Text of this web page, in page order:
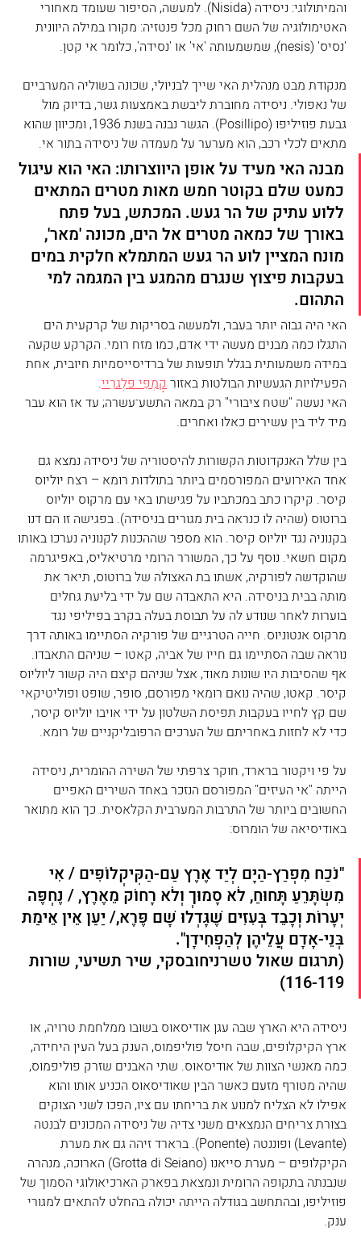
והמיתולוגי: ניסידה (Nisida). למעשה, הסיפור שעומד מאחורי
האטימולוגיה של השם רחוק מכל פנטזיה: מקורו במילה היוונית
'נסיס' (nesis), שמשמעותה 'אי' או 'נסידה', כלומר אי קטן.
מנקודת מבט מנהלית האי שייך לבניולי, שכונה בשוליה המערביים
של נאפולי. ניסידה מחוברת ליבשת באמצעות גשר, בדיוק מול
גבעת פוזיליפו (Posillipo). הגשר נבנה בשנת 1936, ומכיוון שהוא
מתאים לכלי רכב, הוא מערער על מעמדה של ניסידה בתור אי.
מבנה האי מעיד על אופן היווצרותו: האי הוא עיגול
כמעט שלם בקוטר חמש מאות מטרים המתאים
ללוע עתיק של הר געש. המכתש, בעל פתח
באורך של כמאה מטרים אל הים, מכונה 'מאר',
מונח המציין לוע הר געש המתמלא חלקית במים
בעקבות פיצוץ שנגרם מהמגע בין המגמה למי
התהום.
האי היה גבוה יותר בעבר, ולמעשה בסריקות של קרקעית הים
התגלו כמה מבנים מעשה ידי אדם, כמו מזח רומי. הקרקע שקעה
במידה משמעותית בגלל תופעות של ברדיסייסמיות חיובית, אחת
הפעילויות הגעשיות הבולטות באזור קָמְפִּי פּלֶגרֵיי.
האי נעשה "שטח ציבורי" רק במאה התשע־עשרה; עד אז הוא עבר
מיד ליד בין עשירים כאלו ואחרים.
בין שלל האנקדוטות הקשורות להיסטוריה של ניסידה נמצא גם
אחד האירועים המפורסמים ביותר בתולדות רומא – רצח יוליוס
קיסר. קיקרו כתב במכתביו על פגישתו באי עם מרקוס יוליוס
ברוטוס (שהיה לו כנראה בית מגורים בניסידה). בפגישה זו הם דנו
בקנוניה נגד יוליוס קיסר. הוא מספר שההכנות לקנוניה נערכו באותו
מקום חשאי. נוסף על כך, המשורר הרומי מרטיאליס, באפיגרמה
שהוקדשה לפורקיה, אשתו בת האצולה של ברוטוס, תיאר את
מותה בבית בניסידה. היא התאבדה שם על ידי בליעת גחלים
בוערות לאחר שנודע לה על תבוסת בעלה בקרב בפיליפי נגד
מרקוס אנטוניוס. חייה הטרגיים של פורקיה הסתיימו באותה דרך
נוראה שבה הסתיימו גם חייו של אביה, קאטו – שניהם התאבדו.
אף שהסיבות היו שונות מאוד, אצל שניהם קיצם היה קשור ליוליוס
קיסר. קאטו, שהיה נואם רומאי מפורסם, סופר, שופט ופוליטיקאי
שם קץ לחייו בעקבות תפיסת השלטון על ידי אויבו יוליוס קיסר,
כדי לא לחזות באחריתם של הערכים הרפובליקניים של רומא.
על פי ויקטור ברארד, חוקר צרפתי של השירה ההומרית, ניסידה
הייתה "אי העיזים" המפורסם הנזכר באחד השירים האפיים
החשובים ביותר של התרבות המערבית הקלאסית. כך הוא מתואר
באודיסיאה של הומרוס:
"נֹכַח מִפְרַץ-הַיָּם לְיַד אֶרֶץ עַם-הַקִּיקְלוֹפִּים / אִי
מִשְׂתָּרֵעַ תָּחוּחַ, לֹא סָמוּךְ וְלֹא רָחוֹק מֵאֶרֶץ, / נֶחְפֶּה
יְעָרוֹת וְכָבֵד בְּעִזִּים שֶׁגָּדְלוּ שָׁם פֶּרֶא,/ יַעַן אֵין אֵימַת
בְּנֵי-אָדָם עֲלֵיהֶן לְהַפְחִידָן".
(תרגום שאול טשרניחובסקי, שיר תשיעי, שורות
116-119)
ניסידה היא הארץ שבה עגן אודיסאוס בשובו ממלחמת טרויה, או
ארץ הקיקלופים, שבה חיסל פוליפמוס, הענק בעל העין היחידה,
כמה מאנשי הצוות של אודיסאוס. שתי האבנים שזרק פוליפמוס,
שהיה מטורף מזעם כאשר הבין שאודיסאוס הכניע אותו והוא
אפילו לא הצליח למנוע את בריחתו עם ציו, הפכו לשני הצוקים
בצורת צריחים הנמצאים משני צדיה של ניסידה המכונים לבנטה
(Levante) ופוננטה (Ponente). ברארד זיהה גם את מערת
הקיקלופים – מערת סייאנו (Grotta di Seiano) הארוכה, מנהרה
שנבנתה בתקופה הרומית ונמצאת בפארק הארכיאולוגי הסמוך של
פוזיליפו, ובהתחשב בגודלה הייתה יכולה בהחלט להתאים למגורי
ענק.